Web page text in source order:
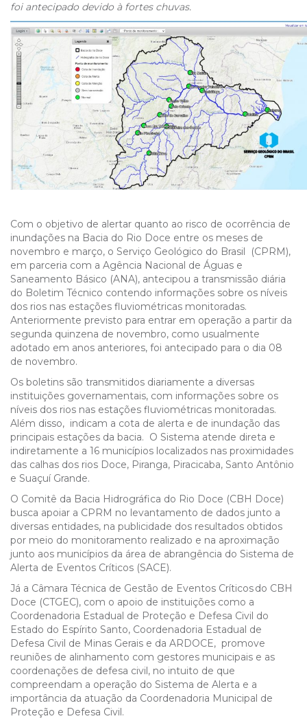
foi antecipado devido à fortes chuvas.
Com o objetivo de alertar quanto ao risco de ocorrência de
inundações na Bacia do Rio Doce entre os meses de
novembro e março, o Serviço Geológico do Brasil (CPRM),
em parceria com a Agência Nacional de Águas e
Saneamento Básico (ANA), antecipou a transmissão diária
do Boletim Técnico contendo informações sobre os níveis
dos rios nas estações fluviométricas monitoradas.
Anteriormente previsto para entrar em operação a partir da
segunda quinzena de novembro, como usualmente
adotado em anos anteriores, foi antecipado para o dia 08
de novembro.
Os boletins são transmitidos diariamente a diversas
instituições governamentais, com informações sobre os
níveis dos rios nas estações fluviométricas monitoradas.
Além disso, indicam a cota de alerta e de inundação das
principais estações da bacia. O Sistema atende direta e
indiretamente a 16 municípios localizados nas proximidades
das calhas dos rios Doce, Piranga, Piracicaba, Santo Antônio
e Suaçuí Grande.
O Comitê da Bacia Hidrográfica do Rio Doce (CBH Doce)
busca apoiar a CPRM no levantamento de dados junto a
diversas entidades, na publicidade dos resultados obtidos
por meio do monitoramento realizado e na aproximação
junto aos municípios da área de abrangência do Sistema de
Alerta de Eventos Críticos (SACE).
Já a Câmara Técnica de Gestão de Eventos Críticos do CBH
Doce (CTGEC), com o apoio de instituições como a
Coordenadoria Estadual de Proteção e Defesa Civil do
Estado do Espírito Santo, Coordenadoria Estadual de
Defesa Civil de Minas Gerais e da ARDOCE, promove
reuniões de alinhamento com gestores municipais e as
coordenações de defesa civil, no intuito de que
compreendam a operação do Sistema de Alerta e a
importância da atuação da Coordenadoria Municipal de
Proteção e Defesa Civil.